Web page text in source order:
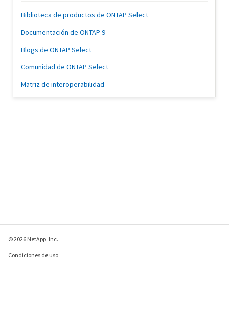
Biblioteca de productos de ONTAP Select
Documentación de ONTAP 9
Blogs de ONTAP Select
Comunidad de ONTAP Select
Matriz de interoperabilidad
© 2026 NetApp, Inc.
Condiciones de uso